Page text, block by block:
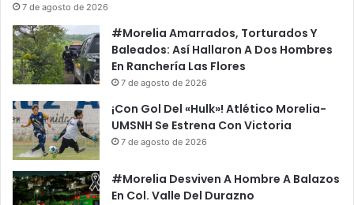
7 de agosto de 2026
#Morelia Amarrados, Torturados Y
Baleados: Así Hallaron A Dos Hombres
En Ranchería Las Flores
7 de agosto de 2026
¡Con Gol Del «Hulk»! Atlético Morelia-
UMSNH Se Estrena Con Victoria
7 de agosto de 2026
#Morelia Desviven A Hombre A Balazos
En Col. Valle Del Durazno